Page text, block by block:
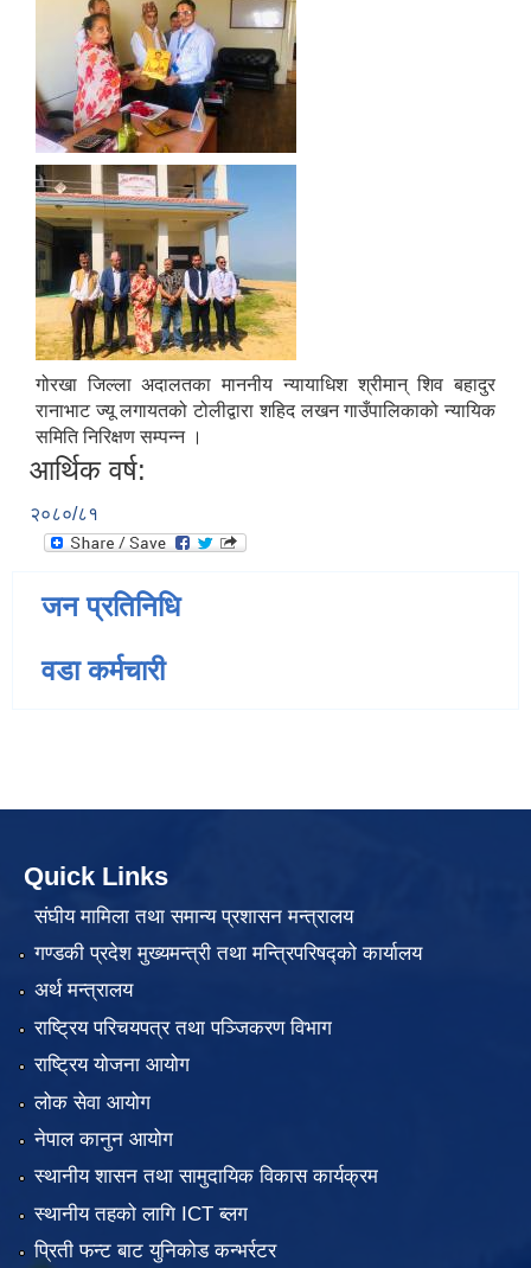
गोरखा जिल्ला अदालतका माननीय न्यायाधिश श्रीमान् शिव बहादुर
रानाभाट ज्यू लगायतको टोलीद्वारा शहिद लखन गाउँपालिकाको न्यायिक
समिति निरिक्षण सम्पन्न ।
आर्थिक वर्ष:
२०८०/८१
जन प्रतिनिधि
वडा कर्मचारी
Quick Links
संघीय मामिला तथा समान्य प्रशासन मन्त्रालय
गण्डकी प्रदेश मुख्यमन्त्री तथा मन्त्रिपरिषद्को कार्यालय
अर्थ मन्त्रालय
राष्ट्रिय परिचयपत्र तथा पञ्जिकरण विभाग
राष्ट्रिय योजना आयोग
लोक सेवा आयोग
नेपाल कानुन आयोग
स्थानीय शासन तथा सामुदायिक विकास कार्यक्रम
स्थानीय तहको लागि ICT ब्लग
प्रिती फन्ट बाट युनिकोड कन्भर्रटर